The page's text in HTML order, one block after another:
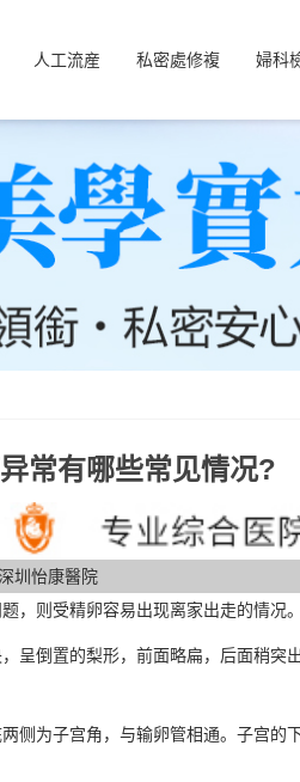
人工流産 私密處修複 婦科
常有哪些常见情况?
圳怡康醫院
则受精卵容易出现离家出走的情况。
倒置的梨形，前面略扁，后面稍突
为子宫角，与输卵管相通。子宫的